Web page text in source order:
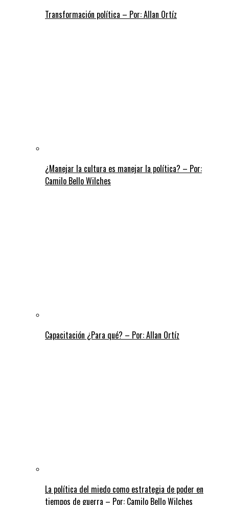
Transformación política – Por: Allan Ortíz
¿Manejar la cultura es manejar la política? – Por:
Camilo Bello Wilches
Capacitación ¿Para qué? – Por: Allan Ortíz
La política del miedo como estrategia de poder en
tiempos de guerra – Por: Camilo Bello Wilches